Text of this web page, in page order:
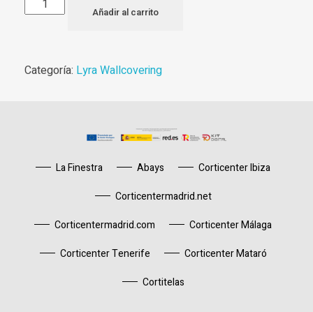
Añadir al carrito
Categoría: Lyra Wallcovering
La Finestra Abays
Corticenter Ibiza
Corticentermadrid.net
Corticentermadrid.com
Corticenter Málaga
Corticenter Tenerife
Corticenter Mataró
Cortitelas